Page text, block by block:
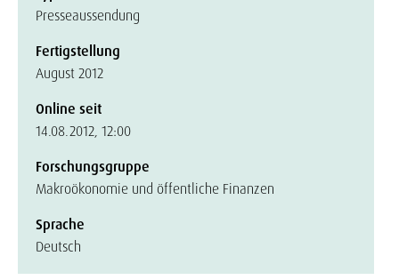
Presseaussendung
Fertigstellung
August 2012
Online seit
14.08.2012, 12:00
Forschungsgruppe
Makroökonomie und öffentliche Finanzen
Sprache
Deutsch